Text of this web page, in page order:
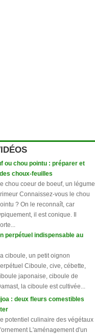
ou chou pointu : préparer et
choux-feuilles
chou coeur de boeuf, un légume
Connaissez-vous le chou
? On le reconnaît, car
il est conique. Il
perpétuel indispensable au
ciboule, un petit oignon
Ciboule, cive, cébette,
japonaise, ciboule de
la ciboule est cultivée...
: deux fleurs comestibles
potentiel culinaire des végétaux
L'aménagement d'un